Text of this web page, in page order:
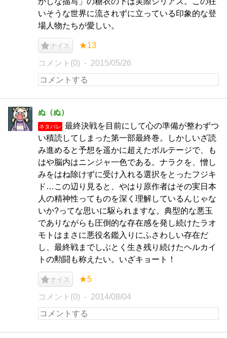
いそうな世界に流されずに立っている印象的な登
場人物たちが愛しい。
ナイス ★13
コメント(0) 2015/05/26
ぬ（ぬ）
ネタバレ
最終決戦を目前にして心の準備が整わずつ
い積読してしまった第一部最終巻。しかしいざ読
み進めると予想を遥かに超えたボルテージで、も
はや脳内はニンジャ一色である。ナラクを、憎し
みをはね除けずに受け入れる選択をとったフジキ
ド…この辺り見ると、やはり原作者はその実日本
人の精神性ってものを深く理解しているんじゃな
いか?ってな思いに駆られますな。典型的な悪玉
でありながらも圧倒的な存在感を発し続けたラオ
モトはまさに悪役名鑑入りにふさわしい存在だ
し、最終戦までしぶとく生き残り続けたヘルカイ
トの勲闘も称えたい。いざキョート！
ナイス ★5
コメント(0) 2014/08/04